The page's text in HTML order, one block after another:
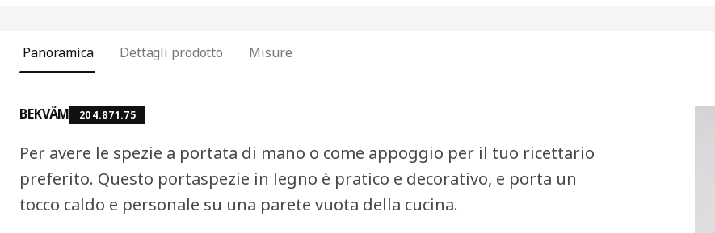
Panoramica Dettagli prodotto Misure
BEKVÄM 204.871.75
Per avere le spezie a portata di mano o come appoggio per il tuo ricettario
preferito. Questo portaspezie in legno è pratico e decorativo, e porta un
tocco caldo e personale su una parete vuota della cucina.